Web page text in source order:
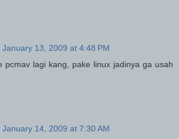
January 13, 2009 at 4:48 PM
pcmav lagi kang, pake linux jadinya ga usah
January 14, 2009 at 7:30 AM